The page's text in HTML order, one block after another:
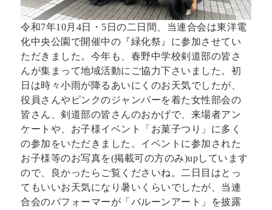
令和7年10月4日・5日の二日間、当連合会は東洋電
化中央公園で開催中の『緑化祭』に参加させてい
ただきました。今年も、春野中学校剣道部の皆さ
んが集まって地域活動にご協力下さいました。初
日は時々小雨が降るあいにくのお天気でしたが、
役員さんやピンクのジャンパーを着た女性部会の
皆さん、剣道部の皆さんのおかげで、来場者アン
ケートや、お子様イベント「お菓子つり」に多く
の参加をいただきました。イベントに参加された
お子様等のお写真を(掲載可の方のみ)upしています
ので、良かったらご覧くださいね。二日目はとっ
てもいいお天気になり暑いくらいでしたが、当連
合会のパフォーマーが「バルーンアート」を披露